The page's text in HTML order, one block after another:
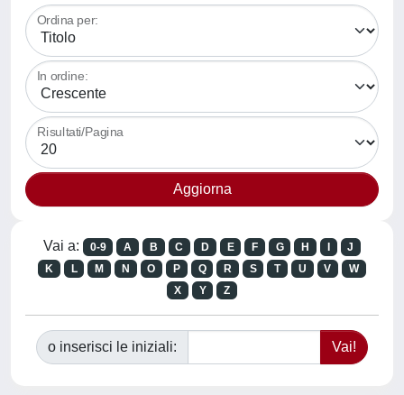
Ordina per:
In ordine:
Risultati/Pagina
Vai a: 0-9 A B C D E F G H
J
K
L M N O P Q R S T U V
W
X
Y Z
o inserisci le iniziali: